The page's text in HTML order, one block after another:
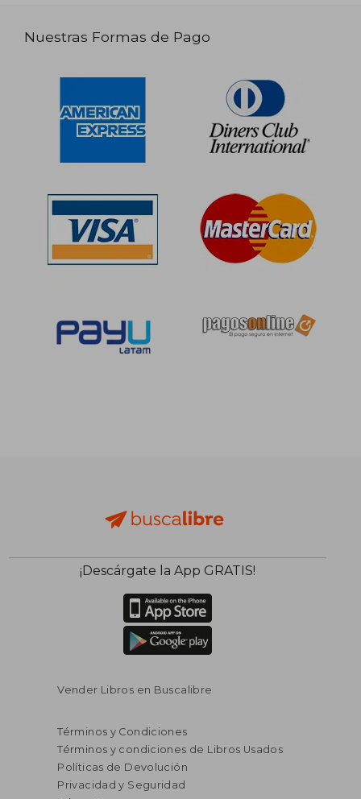
Nuestras Formas de Pago
¡Descárgate la App GRATIS!
Vender Libros en Buscalibre
Términos y Condiciones
Términos y condiciones de Libros Usados
Políticas de Devolución
Privacidad y Seguridad